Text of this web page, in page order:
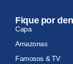
Fique por
Capa
Amazonas
Famosos & TV